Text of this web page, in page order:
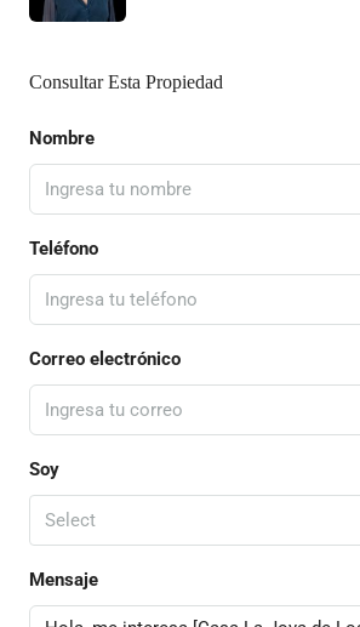
Consultar Esta Propiedad
Nombre
Teléfono
Correo electrónico
Soy
Select
Mensaje